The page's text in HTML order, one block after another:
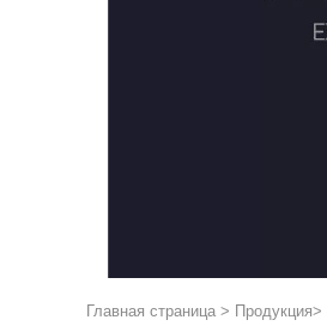
Главная страница > Продукция>